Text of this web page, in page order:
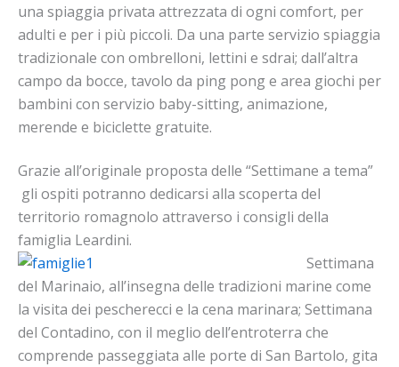
una spiaggia privata attrezzata di ogni comfort, per
adulti e per i più piccoli. Da una parte servizio spiaggia
tradizionale con ombrelloni, lettini e sdrai; dall’altra
campo da bocce, tavolo da ping pong e area giochi per
bambini con servizio baby-sitting, animazione,
merende e biciclette gratuite.
Grazie all’originale proposta delle “Settimane a tema”
gli ospiti potranno dedicarsi alla scoperta del
territorio romagnolo attraverso i consigli della
famiglia Leardini.
Settimana
del Marinaio, all’insegna delle tradizioni marine come
la visita dei pescherecci e la cena marinara; Settimana
del Contadino, con il meglio dell’entroterra che
comprende passeggiata alle porte di San Bartolo, gita